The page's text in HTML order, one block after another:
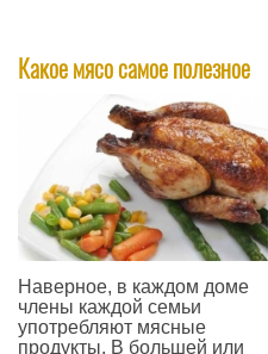
Какое мясо самое полезное
Наверное, в каждом доме
члены каждой семьи
употребляют мясные
продукты. В большей или